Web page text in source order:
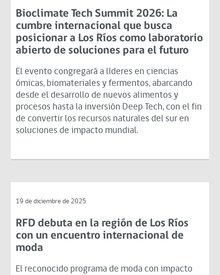
Bioclimate Tech Summit 2026: La
cumbre internacional que busca
posicionar a Los Ríos como laboratorio
abierto de soluciones para el futuro
El evento congregará a líderes en ciencias
ómicas, biomateriales y fermentos, abarcando
desde el desarrollo de nuevos alimentos y
procesos hasta la inversión Deep Tech, con el fin
de convertir los recursos naturales del sur en
soluciones de impacto mundial.
19 de diciembre de 2025
RFD debuta en la región de Los Ríos
con un encuentro internacional de
moda
El reconocido programa de moda con impacto